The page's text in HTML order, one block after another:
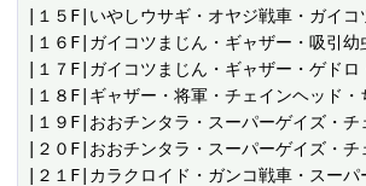
|１５F|いやしウサギ・オヤジ戦車・ガイ
|１６F|ガイコツまじん・ギャザー・吸引
|１７F|ガイコツまじん・ギャザー・ゲド
|１８F|ギャザー・将軍・チェインヘッド
|１９F|おおチンタラ・スーパーゲイズ・
|２０F|おおチンタラ・スーパーゲイズ・
|２１F|カラクロイド・ガンコ戦車・スー